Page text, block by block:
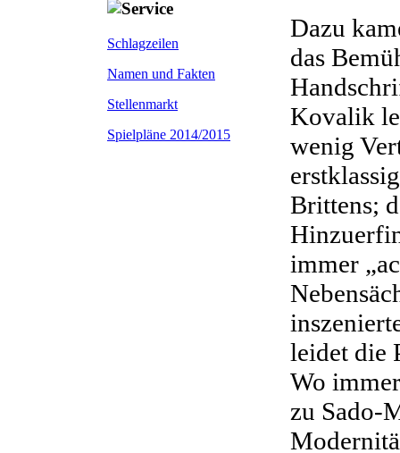
Schlagzeilen
Namen und Fakten
Stellenmarkt
Spielpläne 2014/2015
Dazu
das
Kovalik
wenig
Brittens;
immer
leidet die
Wo
zu Sado-